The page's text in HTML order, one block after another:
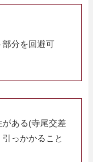
部分を回避可
がある(寺尾交差
っかかること